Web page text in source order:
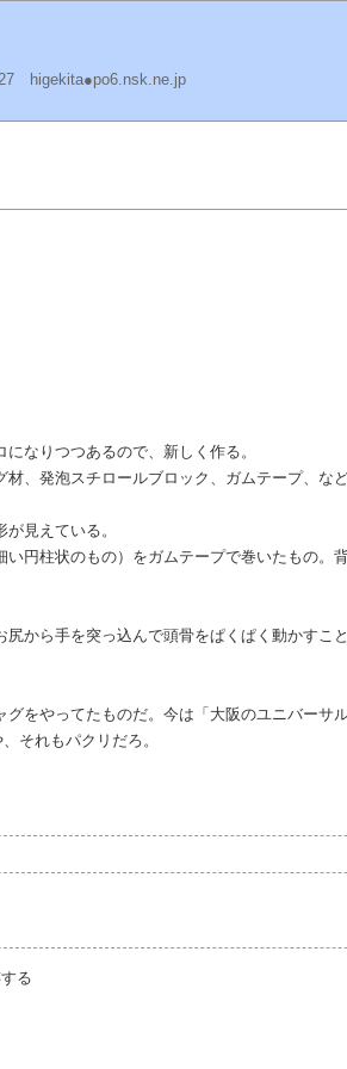
higekita●po6.nsk.ne.jp
なりつつあるので、新しく作る。
、発泡スチロールブロック、ガムテープ、な
見えている。
円柱状のもの）をガムテープで巻いたもの。
から手を突っ込んで頭骨をぱくぱく動かすこ
をやってたものだ。今は「大阪のユニバーサ
それもパクリだろ。
る